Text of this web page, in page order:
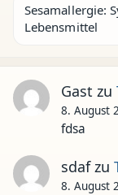
Sesamallergie:
Lebensmittel
Gast zu
8. August
fdsa
sdafzu
8. August